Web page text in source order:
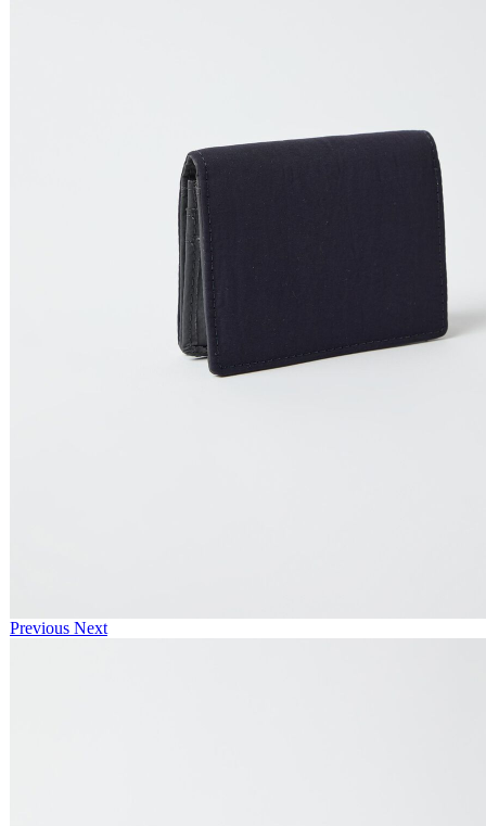
Previous Next